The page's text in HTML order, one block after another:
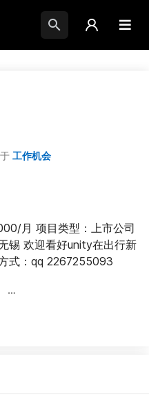
工作机会
月 项目类型：上市公司
锡 欢迎看好unity在出行新
式：qq 2267255093